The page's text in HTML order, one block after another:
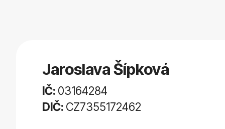
Jaroslava Šípková
IČ: 03164284
DIČ: CZ7355172462